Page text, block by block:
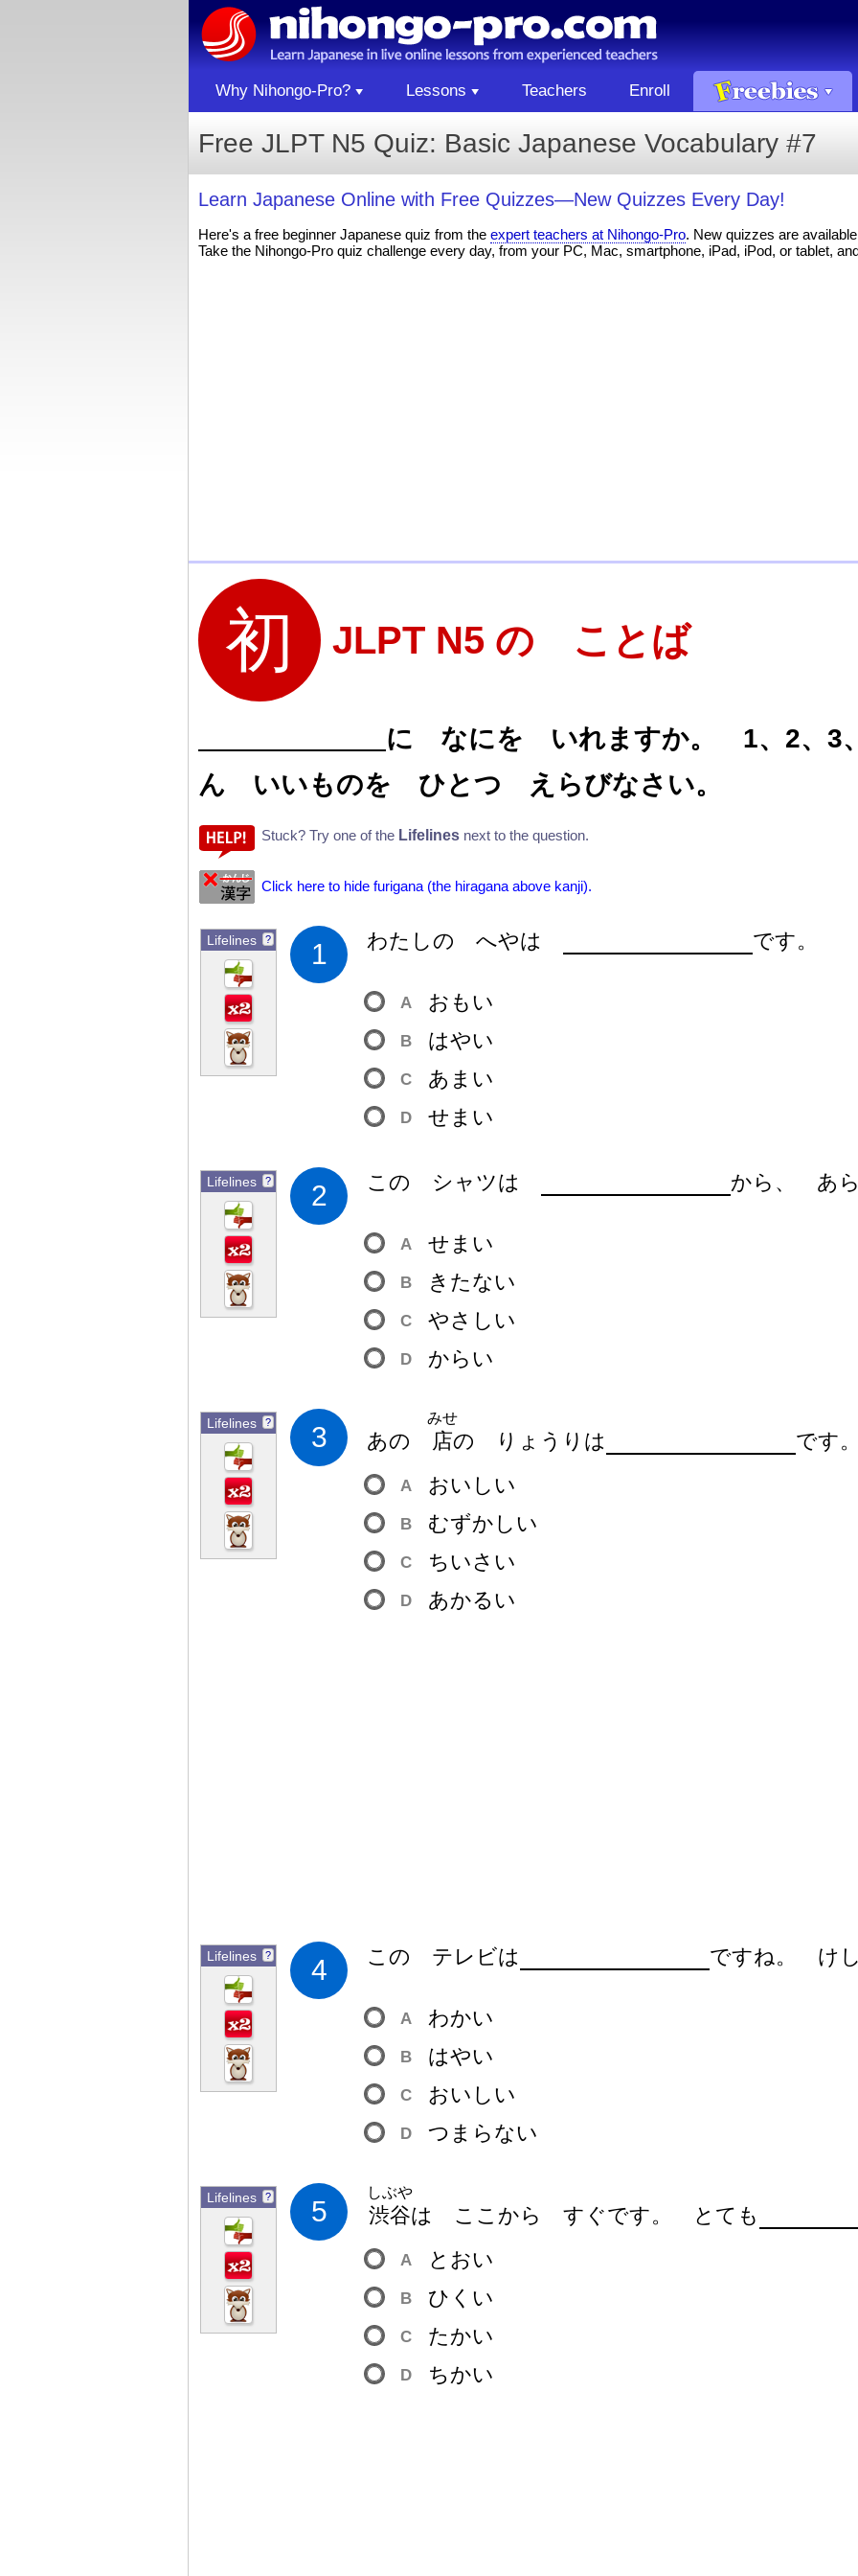
Why Nihongo-Pro? Lessons Teachers Enroll
Free JLPT N5 Quiz: Basic Japanese Vocabulary #7
Learn Japanese Online with Free Quizzes—New Quizzes Every Day!
Here's a free beginner Japanese quiz from the expert teachers at Nihongo-Pro. New quizzes are
Take the Nihongo-Pro quiz challenge every day, from your PC, Mac, smartphone, iPad, iPod, or tablet,
JLPT N5 の ことば
に なにを いれますか。 1、2、3
ん いいものを ひとつ えらびなさい。
Stuck? Try one of the Lifelines next to the question.
Click here to hide furigana (the hiragana above kanji).
Lifelines ? 1 わたしの へやは です。
A おもい
B はやい
C あまい
D せまい
Lifelines ? 2 この シャツは から、 あ
A せまい
B きたない
C やさしい
D からい
Lifelines ? 3 あの 店
みせ
の りょうりは です
A おいしい
B むずかしい
C ちいさい
D あかるい
Lifelines ? 4 この テレビは ですね。 け
A わかい
B はやい
C おいしい
D つまらない
Lifelines ? 5 渋谷
しぶや
は ここから すぐです。 とても
A とおい
B ひくい
C たかい
D ちかい